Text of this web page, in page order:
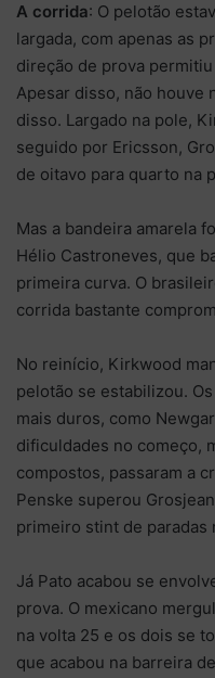
A corrida: O pelotão
largada, com apenas as
direção de prova
Apesar disso, não houve
disso. Largado na pole,
seguido por Ericsson,
de oitavo para quarto na
Mas a bandeira amarela
Hélio Castroneves, que
primeira curva. O
corrida bastante
No reinício, Kirkwood
pelotão se estabilizou.
mais duros, como
dificuldades no começo,
compostos, passaram a
Penske superou
primeiro stint de paradas
Já Pato acabou se
prova. O mexicano
na volta 25 e os dois se
que acabou na barreira